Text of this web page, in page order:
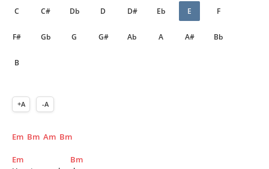
C C# Db D D# Eb E F
F# Gb G G# Ab A A# Bb
B
+A -A
Em Bm Am Bm
Em
Bm